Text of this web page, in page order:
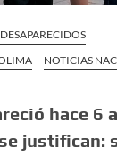
DESAPARECIDOS
NOTICIAS
hace 6
justifican: